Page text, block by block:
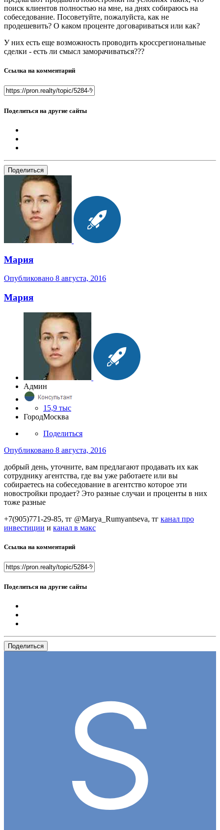
поиск клиентов полностью на мне, на днях собираюсь на
собеседование. Посоветуйте, пожалуйста, как не
продешевить? О каком проценте договариваться или как?
У них есть еще возможность проводить кроссрегиональные
сделки - есть ли смысл заморачиваться???
Ссылка на комментарий
Поделиться на другие сайты
Поделиться
Мария
Опубликовано 8 августа, 2016
Мария
Админ
15,9 тыс
ГородМосква
Поделиться
Опубликовано 8 августа, 2016
добрый день, уточните, вам предлагают продавать их как
сотруднику агентства, где вы уже работаете или вы
собираетесь на собеседование в агентство которое эти
новостройки продает? Это разные случаи и проценты в них
тоже разные
+7(905)771-29-85, тг @Marya_Rumyantseva, тг канал про
инвестиции и канал в макс
Ссылка на комментарий
Поделиться на другие сайты
Поделиться